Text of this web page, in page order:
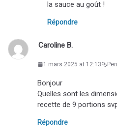
la sauce au goût !
Répondre
Caroline B.
1 mars 2025 at 12:13
Bonjour
Quelles sont les
recette de 9 portions
Répondre